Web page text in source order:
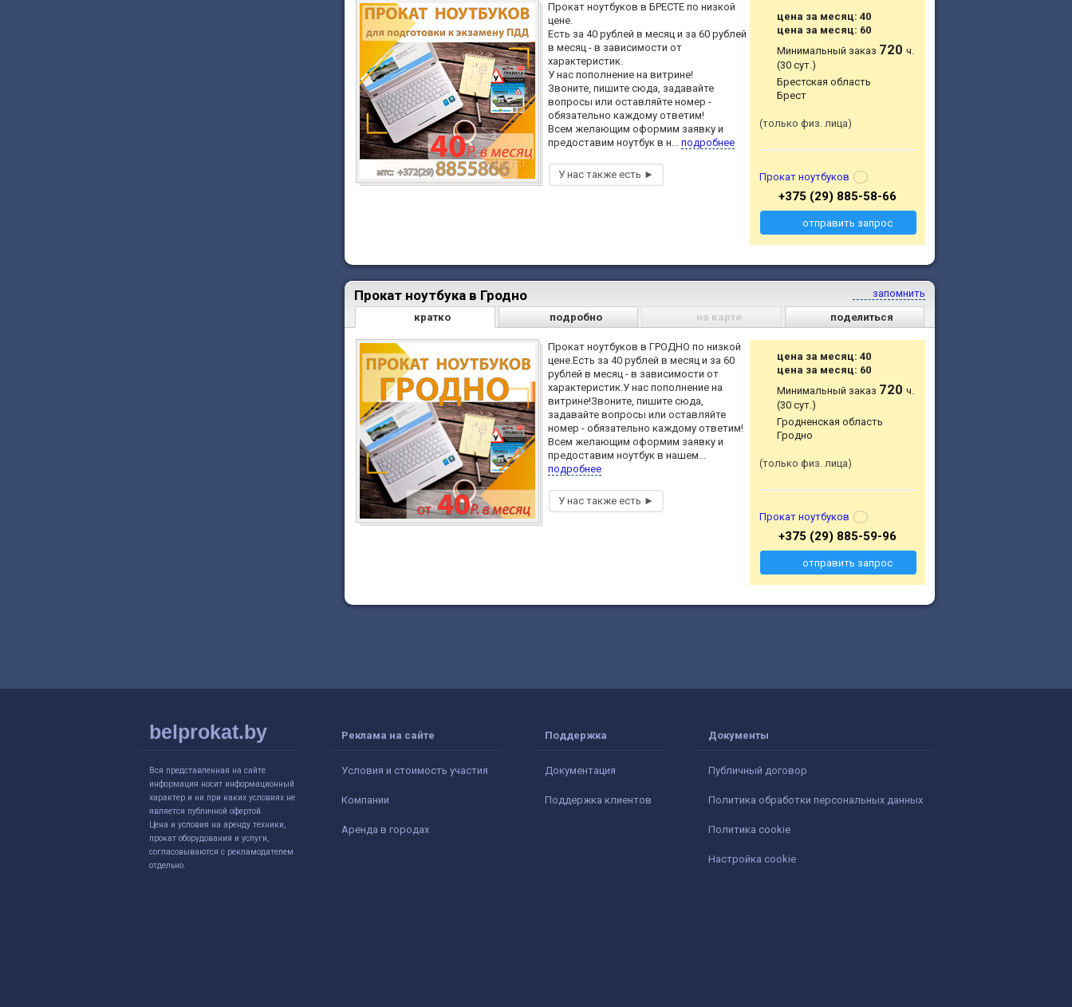
Прокат ноутбуков в БРЕСТЕ по низкой
цене.
Есть за 40 рублей в месяц и за 60 рублей
в месяц - в зависимости от
характеристик.
У нас пополнение на витрине!
Звоните, пишите сюда, задавайте
вопросы или оставляйте номер -
обязательно каждому ответим!
Всем желающим оформим заявку и
предоставим ноутбук в н... подробнее
цена за месяц: 40
цена за месяц: 60
Минимальный заказ 720ч.
(30 сут.)
Брестская область
Брест
только физ. лица
Прокат ноутбуков
+375 (29) 885-58-66
отправить запрос
запомнить
Прокат ноутбука в Гродно
кратко подробно на карте поделиться
Прокат ноутбуков в ГРОДНО по низкой
цене.Есть за 40 рублей в месяц и за 60
рублей в месяц - в зависимости от
характеристик.У нас пополнение на
витрине!Звоните, пишите сюда,
задавайте вопросы или оставляйте
номер - обязательно каждому ответим!
Всем желающим оформим заявку и
предоставим ноутбук в нашем...
подробнее
цена за месяц: 40
цена за месяц: 60
Минимальный заказ 720ч.
(30 сут.)
Гродненская область
Гродно
только физ. лица
Прокат ноутбуков
+375 (29) 885-59-96
отправить запрос
belprokat.by
Вся представленная на сайте
информация носит информационный
характер и ни при каких условиях не
является публичной офертой.
Цена и условия на аренду техники,
прокат оборудования и услуги,
согласовываются с рекламодателем
отдельно.
Реклама на сайте
Условия и стоимость участия
Компании
Аренда в городах
Поддержка
Документация
Поддержка клиентов
Документы
Публичный договор
Политика обработки персональных данных
Политика cookie
Настройка cookie